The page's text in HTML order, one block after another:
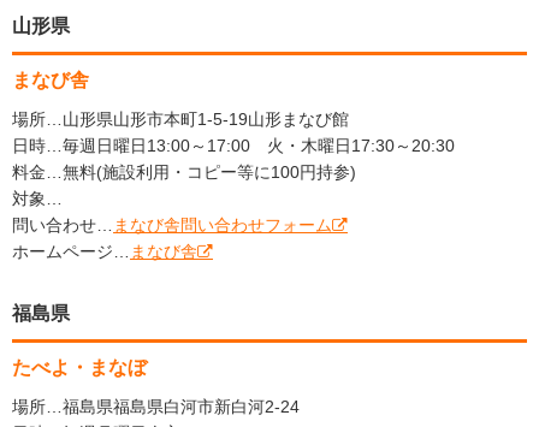
山形県
まなび舎
場所…山形県山形市本町1-5-19山形まなび館
日時…毎週日曜日13:00～17:00 火・木曜日17:30～20:30
料金…無料(施設利用・コピー等に100円持参)
対象…
問い合わせ…
まなび舎問い合わせフォーム
ホームページ…
まなび舎
福島県
たべよ・まなぼ
場所…福島県福島県白河市新白河2-24